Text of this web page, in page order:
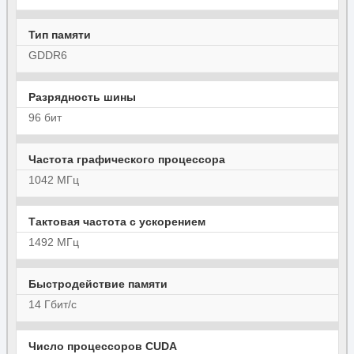
Тип памяти
GDDR6
Разрядность шины
96 бит
Частота графического процессора
1042 МГц
Тактовая частота с ускорением
1492 МГц
Быстродействие памяти
14 Гбит/с
Число процессоров CUDA